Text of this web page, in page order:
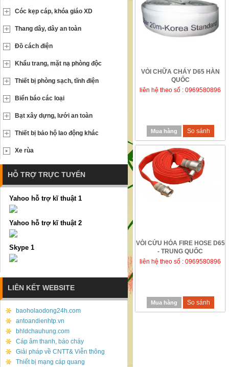
VÒI CHỮA CHÁY D65 HÀN
QUỐC
liên hệ theo số : 0969580896
Mua hàng So sánh
VÒI CỨU HỎA FIRE HOSE D65
- TRUNG QUỐC
liên hệ theo số : 0969580896
Mua hàng So sánh
Cóc kẹp cáp, khóa giáo XD
Thang dây, dây an toàn
Đồ cách điện
Khẩu trang, mặt nạ phòng độc
Thiết bị phòng sạch, tĩnh điện
Biển báo các loại
Bạt xây dựng, lưới an toàn
Thiết bị bảo hộ lao động khác
Xe rùa
HỖ TRỢ TRỰC TUYẾN
Yahoo hỗ trợ kĩ thuật 1
Yahoo hỗ trợ kĩ thuật 2
Skype 1
LIÊN KẾT WEBSITE
baoholaodong24h.com
antoandienhtp.vn
bhldchauhung.com
Cáp âm thanh, báo cháy
Giải pháp về CNTT& Viễn thông
Thiết bị mạng cáp quang